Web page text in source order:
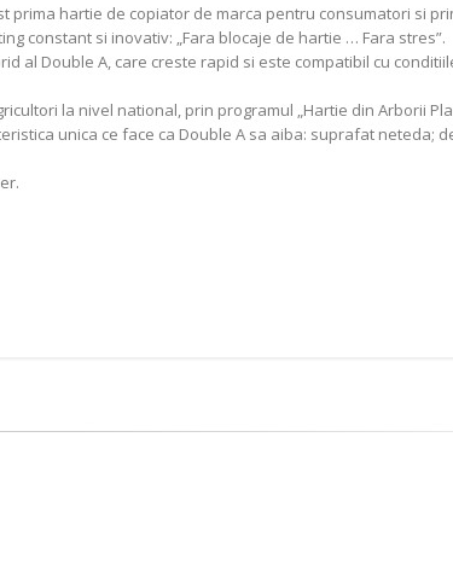
hartie de copiator de marca pentru consumatori si
constant si inovativ: „Fara blocaje de hartie … Fara stres”.
al Double A, care creste rapid si este compatibil cu
la nivel national, prin programul „Hartie din Arborii
unica ce face ca Double A sa aiba: suprafat neteda;